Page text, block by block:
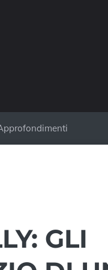
GLI